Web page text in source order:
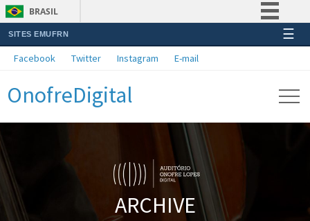
BRASIL
Simplifique!
Acesso à informação
Legislação
Canais
SITES EMUFRN ☰
Facebook Twitter Instagram E-mail
OnofreDigital
ARCHIVE